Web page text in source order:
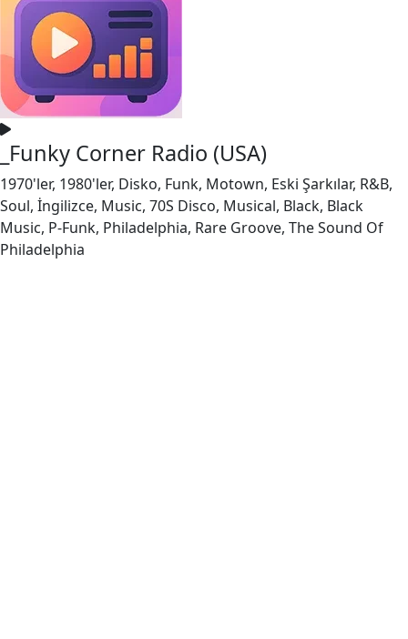
_Funky Corner Radio (USA)
1970'ler, 1980'ler, Disko, Funk, Motown, Eski Şarkılar, R&B,
Soul, İngilizce, Music, 70S Disco, Musical, Black, Black
Music, P-Funk, Philadelphia, Rare Groove, The Sound Of
Philadelphia